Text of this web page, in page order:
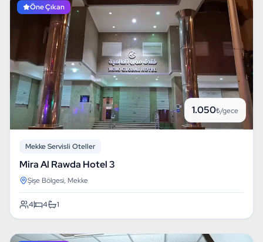
Öne Çıkan
1.050₺/gece
Mekke Servisli Oteller
Mira Al Rawda Hotel 3
Şişe Bölgesi, Mekke
4 4 1